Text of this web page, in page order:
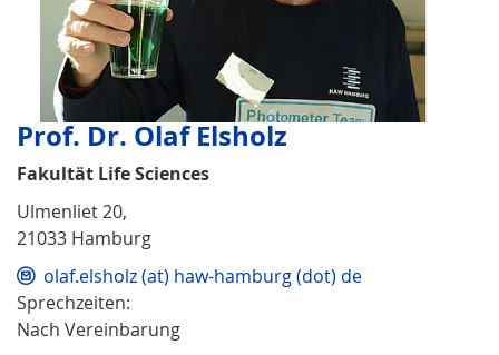
Prof. Dr. Olaf Elsholz
Fakultät Life Sciences
Ulmenliet 20,
21033 Hamburg
olaf.elsholz (at) haw-hamburg (dot) de
Sprechzeiten:
Nach Vereinbarung